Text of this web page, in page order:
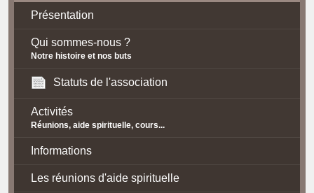
Présentation
Qui sommes-nous ?
Notre histoire et nos buts
Statuts de l'association
Activités
Réunions, aide spirituelle, cours...
Informations
Les réunions d'aide spirituelle